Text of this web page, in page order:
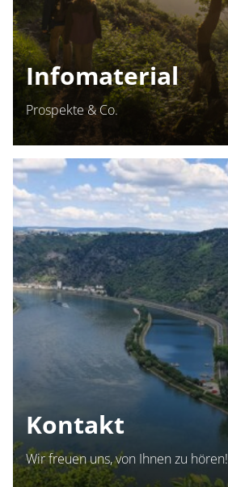
Infomaterial
Prospekte & Co.
Kontakt
Wir freuen uns, von Ihnen zu hören!